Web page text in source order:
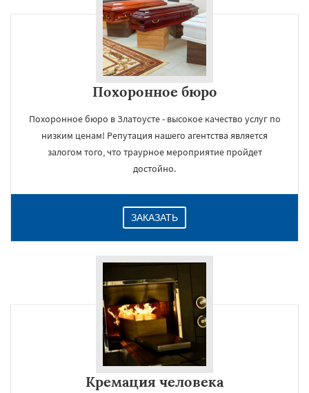
Похоронное бюро
Похоронное бюро в Златоусте - высокое качество услуг по
низким ценам! Репутация нашего агентства является
залогом того, что траурное мероприятие пройдет
достойно.
ЗАКАЗАТЬ
Кремация человека